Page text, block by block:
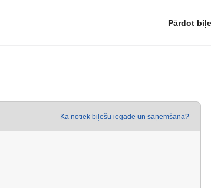
Pārdot
Kā notiek biļešu iegāde un saņemšana?